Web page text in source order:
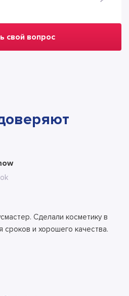
свой вопрос
Комарова
Сделали косметику в
сроков и хорошего качества.